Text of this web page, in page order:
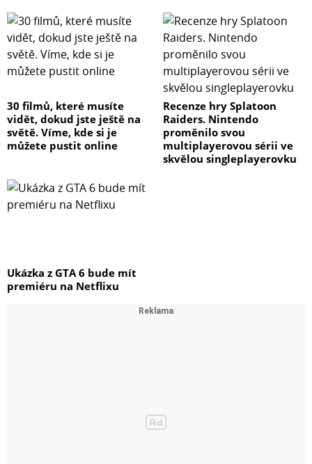
30 filmů, které musíte
vidět, dokud jste ještě na
světě. Víme, kde si je
můžete pustit online
Recenze hry Splatoon
Raiders. Nintendo
proměnilo svou
multiplayerovou sérii ve
skvělou singleplayerovku
Ukázka z GTA 6 bude mít
premiéru na Netflixu